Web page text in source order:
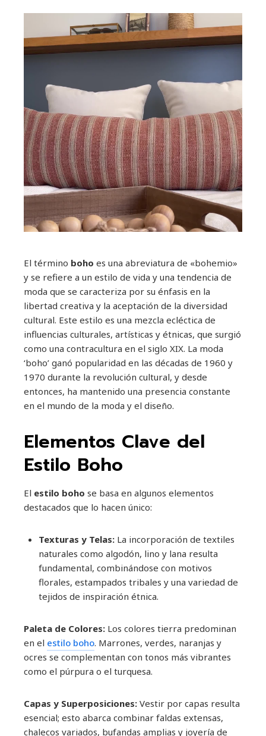
El término boho es una abreviatura de «bohemio»
y se refiere a un estilo de vida y una tendencia de
moda que se caracteriza por su énfasis en la
libertad creativa y la aceptación de la diversidad
cultural. Este estilo es una mezcla ecléctica de
influencias culturales, artísticas y étnicas, que surgió
como una contracultura en el siglo XIX. La moda
‘boho’ ganó popularidad en las décadas de 1960 y
1970 durante la revolución cultural, y desde
entonces, ha mantenido una presencia constante
en el mundo de la moda y el diseño.
Elementos Clave del
Estilo Boho
El estilo boho se basa en algunos elementos
destacados que lo hacen único:
Texturas y Telas: La incorporación de textiles
naturales como algodón, lino y lana resulta
fundamental, combinándose con motivos
florales, estampados tribales y una variedad de
tejidos de inspiración étnica.
Paleta de Colores: Los colores tierra predominan
en el estilo boho. Marrones, verdes, naranjas y
ocres se complementan con tonos más vibrantes
como el púrpura o el turquesa.
Capas y Superposiciones: Vestir por capas resulta
esencial; esto abarca combinar faldas extensas,
chalecos variados, bufandas amplias y joyería de